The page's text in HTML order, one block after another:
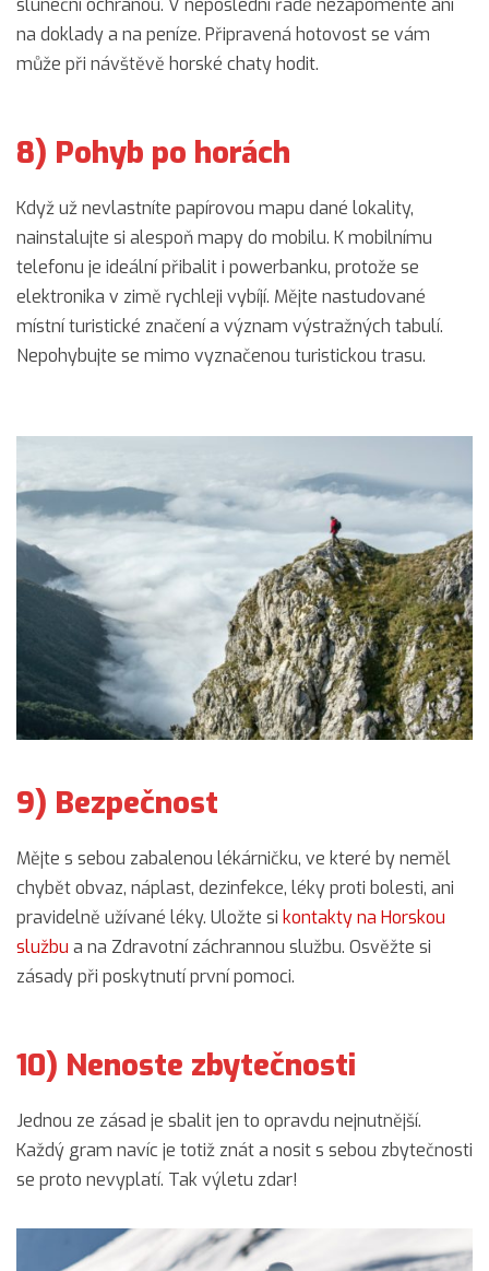
sluneční ochranou. V neposlední řadě nezapomeňte ani
na doklady a na peníze. Připravená hotovost se vám
může při návštěvě horské chaty hodit.
8) Pohyb po horách
Když už nevlastníte papírovou mapu dané lokality,
nainstalujte si alespoň mapy do mobilu. K mobilnímu
telefonu je ideální přibalit i powerbanku, protože se
elektronika v zimě rychleji vybíjí. Mějte nastudované
místní turistické značení a význam výstražných tabulí.
Nepohybujte se mimo vyznačenou turistickou trasu.
9) Bezpečnost
Mějte s sebou zabalenou lékárničku, ve které by neměl
chybět obvaz, náplast, dezinfekce, léky proti bolesti, ani
pravidelně užívané léky. Uložte si kontakty na Horskou
službu a na Zdravotní záchrannou službu. Osvěžte si
zásady při poskytnutí první pomoci.
10) Nenoste zbytečnosti
Jednou ze zásad je sbalit jen to opravdu nejnutnější.
Každý gram navíc je totiž znát a nosit s sebou zbytečnosti
se proto nevyplatí. Tak výletu zdar!